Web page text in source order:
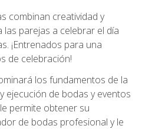
combinan creatividad y
parejas a celebrar el día
¡Entrenados para una
de celebración!
los fundamentos de la
ejecución de bodas y eventos
permite obtener su
de bodas profesional y le